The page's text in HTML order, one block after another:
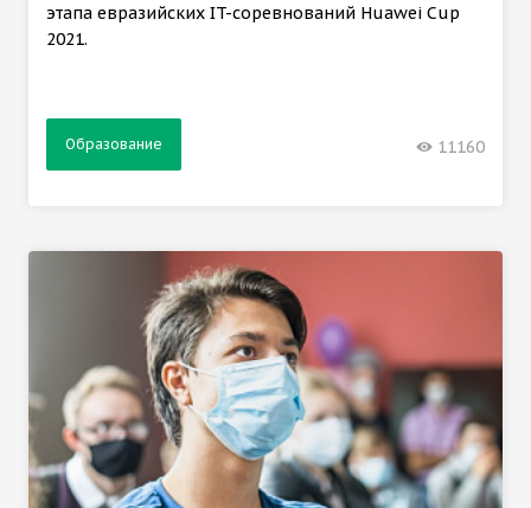
этапа евразийских IT-соревнований Huawei Cup
2021.
Образование 11160